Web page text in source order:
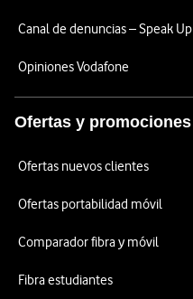
Canal de denuncias – Speak Up
Opiniones Vodafone
Ofertas y promociones
Ofertas nuevos clientes
Ofertas portabilidad móvil
Comparador fibra y móvil
Fibra estudiantes